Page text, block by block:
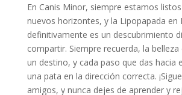
En Canis Minor, siempre estamos
nuevos horizontes, y la Lipopapada en
definitivamente es un descubrimiento
compartir. Siempre recuerda, la
un destino, y cada paso que das hacia
una pata en la dirección correcta.
amigos, y nunca dejes de aprender y